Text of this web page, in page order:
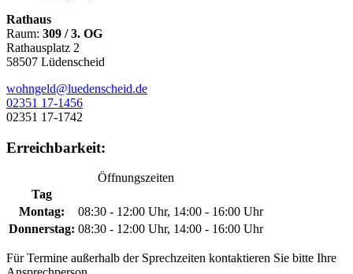
Rathaus
Raum: 309 / 3. OG
Rathausplatz 2
58507 Lüdenscheid
wohngeld@luedenscheid.de
02351 17-1456
02351 17-1742
Erreichbarkeit:
Öffnungszeiten
Tag
Montag:
08:30 - 12:00 Uhr, 14:00 - 16:00 Uhr
Donnerstag: 08:30 - 12:00 Uhr, 14:00 - 16:00 Uhr
Für Termine außerhalb der Sprechzeiten kontaktieren Sie bitte Ihre